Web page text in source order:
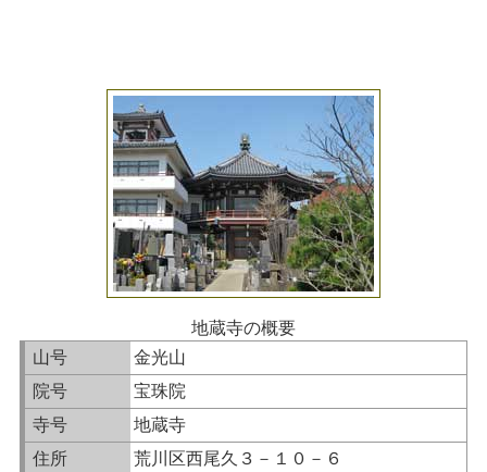
地蔵寺の概要
山号
金光山
院号
宝珠院
寺号
地蔵寺
住所
荒川区西尾久３－１０－６